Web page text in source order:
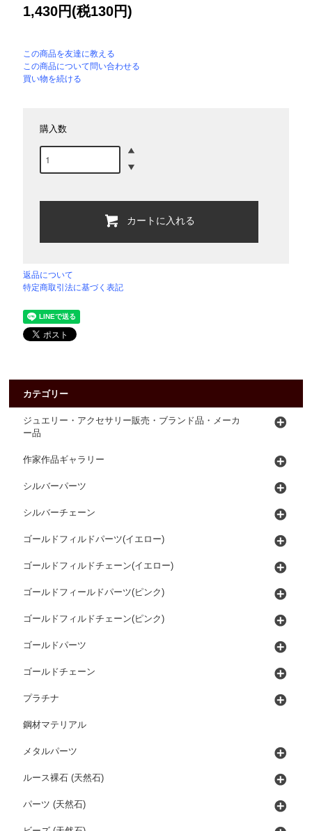
1,430円(税130円)
この商品を友達に教える
この商品について問い合わせる
買い物を続ける
購入数
カートに入れる
返品について
特定商取引法に基づく表記
カテゴリー
ジュエリー・アクセサリー販売・ブランド品・メーカ
ー品
作家作品ギャラリー
シルバーパーツ
シルバーチェーン
ゴールドフィルドパーツ(イエロー)
ゴールドフィルドチェーン(イエロー)
ゴールドフィールドパーツ(ピンク)
ゴールドフィルドチェーン(ピンク)
ゴールドパーツ
ゴールドチェーン
プラチナ
鋼材マテリアル
メタルパーツ
ルース裸石 (天然石)
パーツ (天然石)